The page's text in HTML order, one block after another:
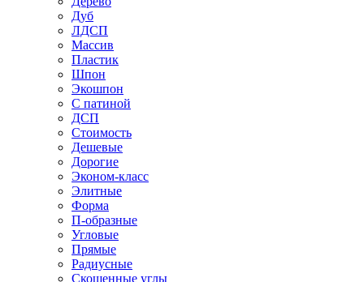
Дуб
ЛДСП
Массив
Пластик
Шпон
Экошпон
С патиной
ДСП
Стоимость
Дешевые
Дорогие
Эконом-класс
Элитные
Форма
П-образные
Угловые
Прямые
Радиусные
Скошенные углы